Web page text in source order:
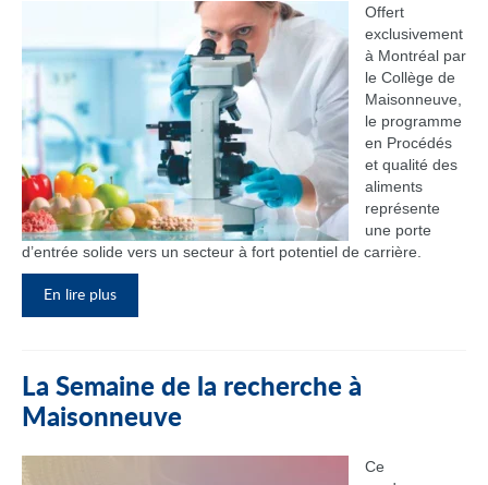
Offert
exclusivement
à Montréal par
le Collège de
Maisonneuve,
le programme
en Procédés
et qualité des
aliments
représente
une porte
d’entrée solide vers un secteur à fort potentiel de carrière.
En lire plus
La Semaine de la recherche à
Maisonneuve
Ce